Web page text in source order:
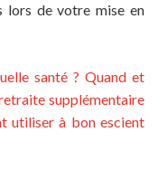
lors de votre mise en
santé ? Quand et
supplémentaire
utiliser à bon escient